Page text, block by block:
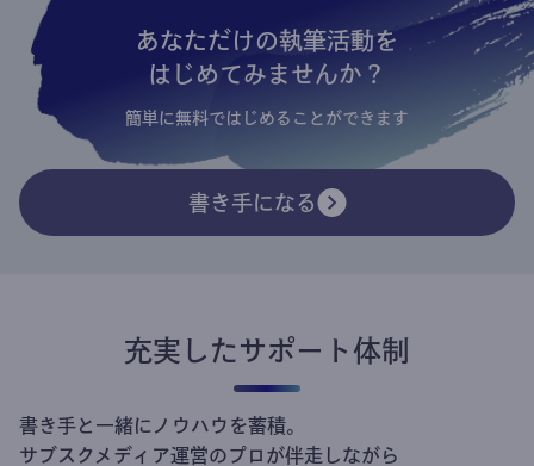
あなただけの執筆活動を
はじめてみませんか？
簡単に無料ではじめることができます
書き手になる
充実したサポート体制
書き手と一緒にノウハウを蓄積。
サブスクメディア運営のプロが伴走しながら